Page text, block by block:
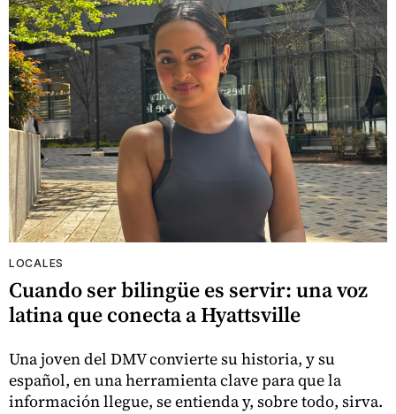
LOCALES
Cuando ser bilingüe es servir: una voz
latina que conecta a Hyattsville
Una joven del DMV convierte su historia, y su
español, en una herramienta clave para que la
información llegue, se entienda y, sobre todo, sirva.